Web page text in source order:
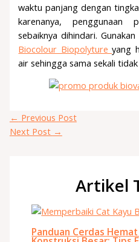
waktu panjang dengan
karenanya, penggunaan
sebaiknya dihindari.
Biocolour Biopolytureyang
air sehingga sama sekali
← Previous Post
Next Post →
Artikel
Panduan Cerdas